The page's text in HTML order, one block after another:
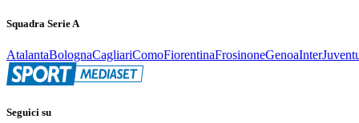
Squadra Serie A
AtalantaBolognaCagliariComoFiorentinaFrosinoneGenoaInter
Seguici su